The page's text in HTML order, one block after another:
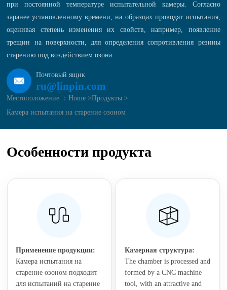
при постоянной температуре испытательной камеры. Согласно
заранее установленному времени, на образцах проводят испытания,
оценивая степень изменения их свойств, например, появление
трещин на поверхности, для определения сопротивления резины
старению под воздействием озона.
Почтовый ящик
ru@linpin.com
Местоположение ：Home >Продукты >
Камера испытания на старение озоном
Особенности продукта
Применение продукции:
Камера испытания на
старение озоном подходит
для испытаний на старение
Камерная структура:
The chamber is processed and
formed by a CNC machine
tool, with an attractive and